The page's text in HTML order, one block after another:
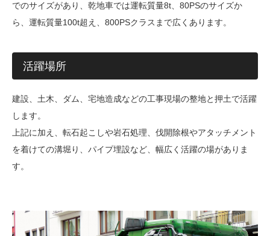
でのサイズがあり、乾地車では運転質量8t、80PSのサイズか
ら、運転質量100t超え、800PSクラスまで広くあります。
活躍場所
建設、土木、ダム、宅地造成などの工事現場の整地と押土で活躍
します。
上記に加え、転石起こしや岩石処理、伐開除根やアタッチメント
を着けての溝堀り、パイプ埋設など、幅広く活躍の場がありま
す。